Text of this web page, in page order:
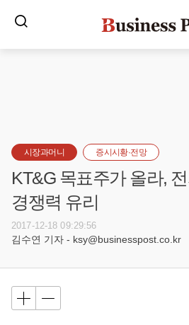
시장과머니 증시시황·전망
KT&G 목표주가 올라,
경쟁력 유리
2017-12-18 09:29:56
김수연 기자 - ksy@businesspost.co.kr